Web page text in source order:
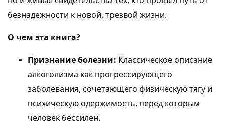
безнадежности к новой, трезвой жизни.
О чем эта книга?
Признание болезни: Классическое описание
алкоголизма как прогрессирующего
заболевания, сочетающего физическую тягу и
психическую одержимость, перед которым
человек бессилен.